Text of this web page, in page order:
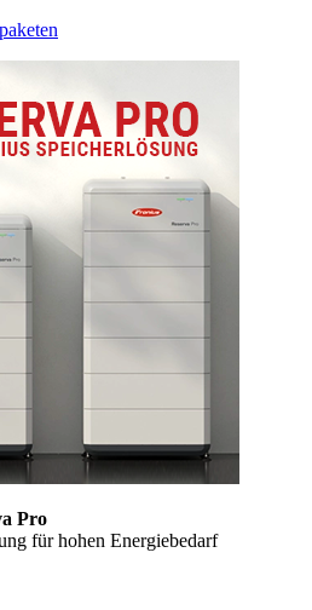
Pro
für hohen Energiebedarf